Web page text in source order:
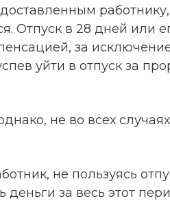
Отпуск в 28 дней или
за
уйти в отпуск за
не во всех
не пользуясь
деньги за весь этот